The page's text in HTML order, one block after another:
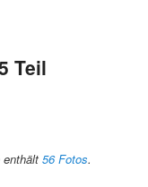
Teil
enthält56 Fotos.